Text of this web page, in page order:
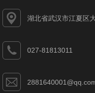
湖北省武汉市江夏区
027-81813011